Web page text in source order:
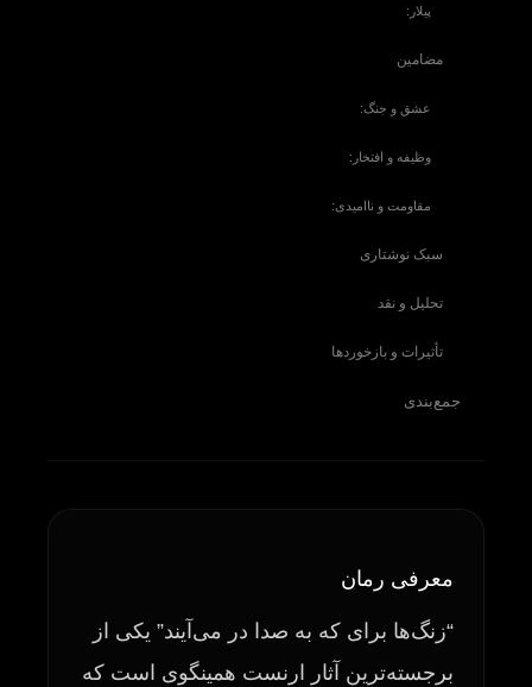
پیلار:
مضامین
عشق و جنگ:
وظیفه و افتخار:
مقاومت و ناامیدی:
سبک نوشتاری
تحلیل و نقد
تأثیرات و بازخوردها
جمع‌بندی
معرفی رمان
“زنگ‌ها برای که به صدا در می‌آیند” یکی از
برجسته‌ترین آثار ارنست همینگوی است که